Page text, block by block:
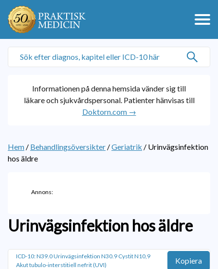
Informationen på denna hemsida vänder sig till
läkare och sjukvårdspersonal. Patienter hänvisas till
Doktorn.com →
Hem / Behandlingsöversikter /Geriatrik / Urinvägsinfektion
hos äldre
Annons:
Urinvägsinfektion hos äldre
ICD-10: N39.0 Urinvägsinfektion N30.9 Cystit N10,9
Akut tubulo-interstitiell nefrit (UVI)
Kopiera